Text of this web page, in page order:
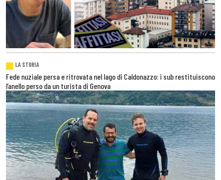
LA STORIA
Fede nuziale persa e ritrovata nel lago di Caldonazzo: i sub restituiscono
l’anello perso da un turista di Genova